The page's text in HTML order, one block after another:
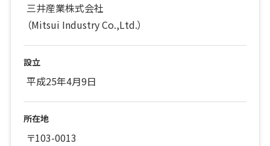
三井産業株式会社
（Mitsui Industry Co.,Ltd.）
設立
平成25年4月9日
所在地
〒103-0013